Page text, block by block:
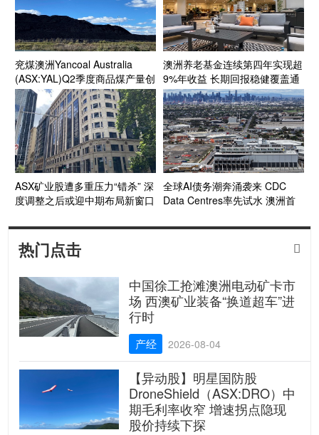
兖煤澳洲Yancoal Australia
(ASX:YAL)Q2季度商品煤产量创
新高 年产量预计达指导区间上
段 Kestrel煤矿收购获FIRB批准
收官在望
澳洲养老基金连续第四年实现超
9%年收益 长期回报稳健覆盖通
胀目标
ASX矿业股遭多重压力“错杀” 深
度调整之后或迎中期布局新窗口
全球AI债务潮奔涌袭来 CDC
Data Centres率先试水 澳洲首
热门点击 
中国徐工抢滩澳洲电动矿卡市
场 西澳矿业装备“换道超车”进
行时
产经 2026-08-04
【异动股】明星国防股
DroneShield（ASX:DRO）中
期毛利率收窄 增速拐点隐现
股价持续下探